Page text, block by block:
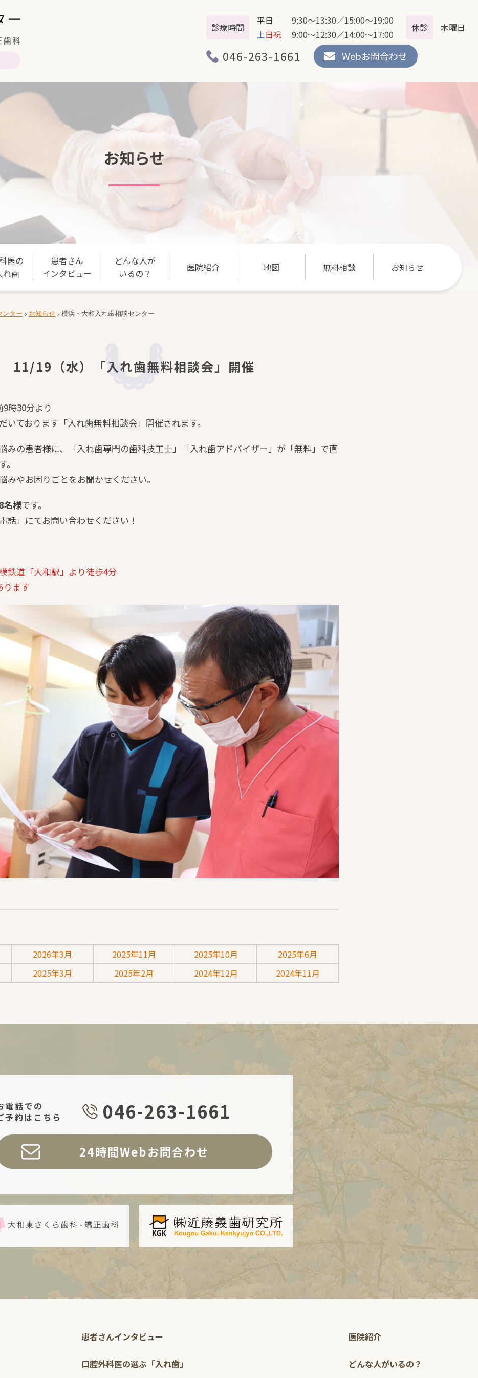
診療時間
平日 9:30～13:30／15:00～19:00
土日祝 9:00～12:30／14:00～17:00
休診 木曜日
046-263-1661 Webお問合わせ
お知らせ
医の
れ歯
患者さん
インタビュー
どんな人が
いるの？
医院紹介 地図 無料相談 お知らせ
ンター > お知らせ > 横浜・大和入れ歯相談センター
11/19（水）「入れ歯無料相談会」開催
時30分より
いております「入れ歯無料相談会」開催されます。
みの患者様に、「入れ歯専門の歯科技工士」「入れ歯アドバイザー」が「無料」で直
みやお困りごとをお聞かせください。
名様です。
話」にてお問い合わせください！
鉄道「大和駅」より徒歩4分
ます
2026年3月 2025年11月 2025年10月
2025年6月
2025年3月 2025年2月 2024年12月 2024年11月
電話での
予約はこちら
046-263-1661
24時間Webお問合わせ
患者さんインタビュー
口腔外科医の選ぶ「入れ歯」
医院紹介
どんな人がいるの？